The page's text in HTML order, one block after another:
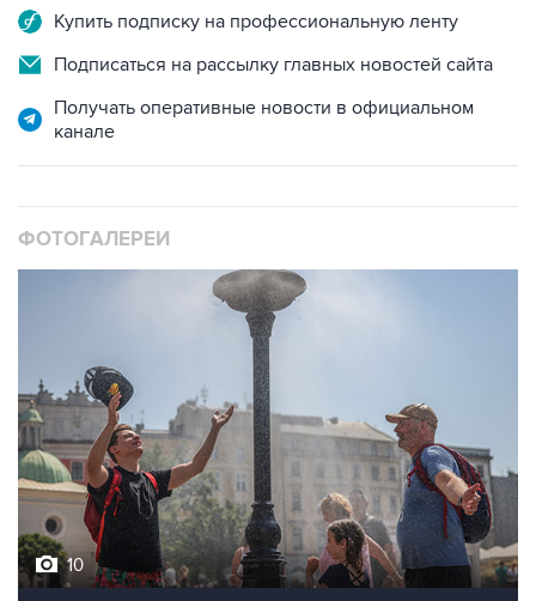
Купить подписку на профессиональную ленту
Подписаться на рассылку главных новостей сайта
Получать оперативные новости в официальном
канале
ФОТОГАЛЕРЕИ
10